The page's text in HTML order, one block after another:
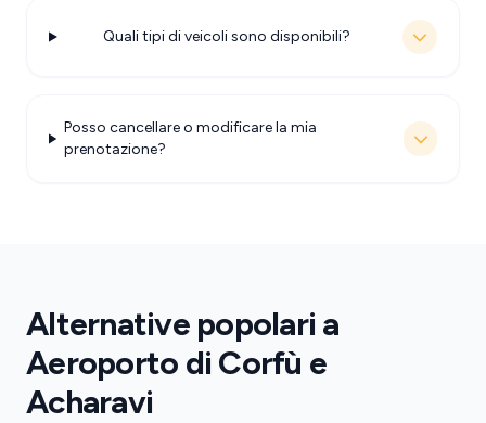
Quali tipi di veicoli sono disponibili?
Posso cancellare o modificare la mia
prenotazione?
Alternative popolari a
Aeroporto di Corfù e
Acharavi